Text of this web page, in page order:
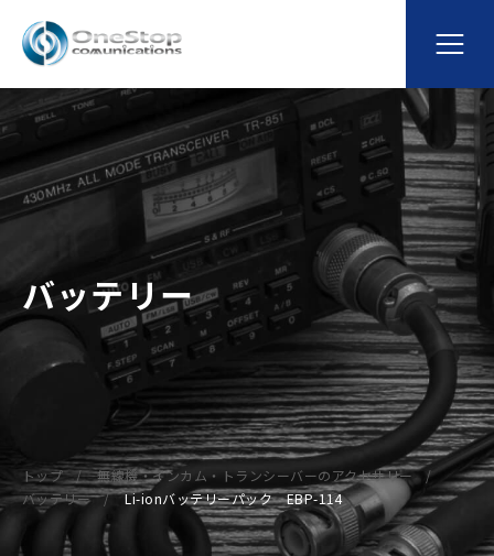
バッテリー
トップ
無線機・インカム・トランシーバーのアクセサリー
バッテリー
Li-ionバッテリーパック EBP-114